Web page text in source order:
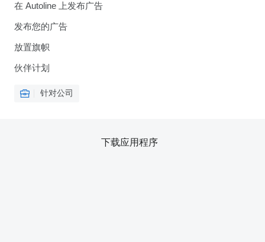
在 Autoline 上发布广告
发布您的广告
放置旗帜
伙伴计划
针对公司
下载应用程序